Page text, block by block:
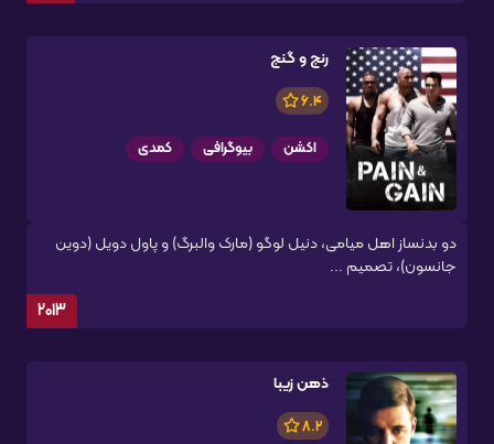
رنج و گنج
6.4
اکشن بیوگرافی کمدی
دو بدنساز اهل میامی، دنیل لوگو (مارک والبرگ) و پاول دویل (دوین
جانسون)، تصمیم ...
2013
ذهن زیبا
8.2